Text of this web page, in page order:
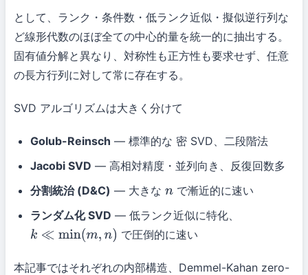
として、ランク・条件数・低ランク近似・擬似逆行列な
ど線形代数のほぼ全ての中心的量を統一的に抽出する。
固有値分解と異なり、対称性も正方性も要求せず、任意
の長方行列に対して常に存在する。
SVD アルゴリズムは大きく分けて
Golub-Reinsch — 標準的な 密 SVD、二段階法
Jacobi SVD — 高相対精度・並列向き、反復回数多
分割統治 (D&C) — 大きな nで漸近的に速い
ランダム化 SVD — 低ランク近似に特化、
k≪min(m,n) で圧倒的に速い
本記事ではそれぞれの内部構造、Demmel-Kahan zero-